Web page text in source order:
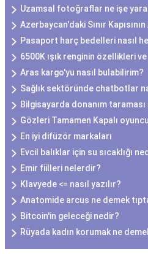
Uzamsal fotoğraflar ne işe
Azerbaycan'daki Sınır
Pasaport harç bedelleri nasıl
6500K ışık renginin özellikleri ve
Aras kargo'yu nasıl bulabilirim?
Sağlık sektöründe chatbotlar
Bilgisayarda donanım taraması
Gözleri Tamamen Kapalı
En iyi difüzör markaları
Evcil balıklar için su sıcaklığı
Emir fiilleri nelerdir?
Klavyede <= nasıl yazılır?
Anatomide arcus ne demek
Bitcoin'in geleceği nedir?
Rüyada kadın korumak ne